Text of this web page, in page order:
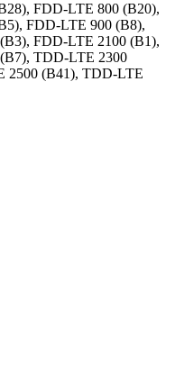
FDD-LTE 800 (B20),
FDD-LTE 900 (B8),
FDD-LTE 2100 (B1),
TDD-LTE 2300
2500 (B41), TDD-LTE